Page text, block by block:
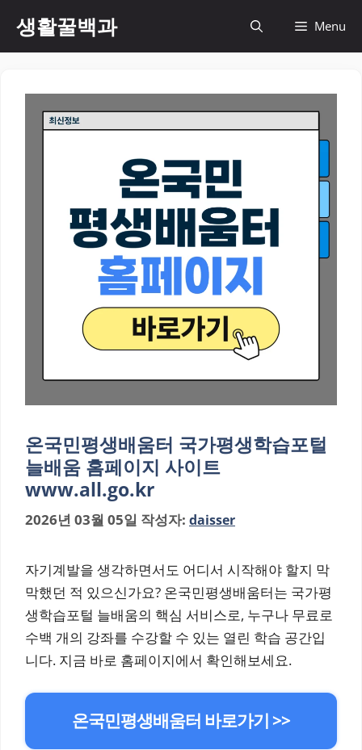
생활꿀백과 Menu
온국민평생배움터 국가평생학습포털
늘배움 홈페이지 사이트
www.all.go.kr
2026년 03월 05일 작성자: daisser
자기계발을 생각하면서도 어디서 시작해야 할지 막
막했던 적 있으신가요? 온국민평생배움터는 국가평
생학습포털 늘배움의 핵심 서비스로, 누구나 무료로
수백 개의 강좌를 수강할 수 있는 열린 학습 공간입
니다. 지금 바로 홈페이지에서 확인해보세요.
온국민평생배움터 바로가기 >>